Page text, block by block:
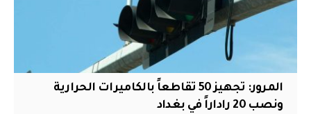
المرور: تجهيز 50 تقاطعاً بالكاميرات الحرارية
ونصب 20 راداراً في بغداد